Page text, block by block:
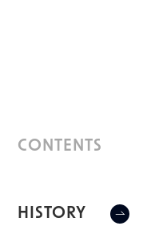
CONTENTS
HISTORY